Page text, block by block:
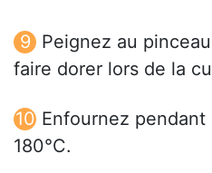
Peignez au
faire dorer lors de la
Enfournez
180°C.